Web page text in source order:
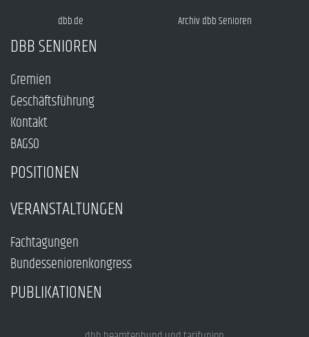
dbb.de Archiv dbb Senioren
DBB SENIOREN
Gremien
Geschäftsführung
Kontakt
BAGSO
POSITIONEN
VERANSTALTUNGEN
Fachtagungen
Bundesseniorenkongress
PUBLIKATIONEN